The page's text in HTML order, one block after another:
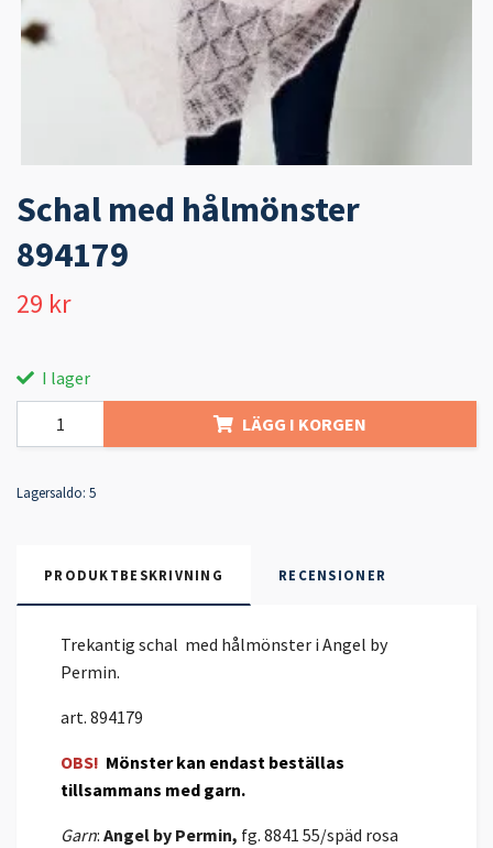
Schal med hålmönster
894179
29 kr
I lager
LÄGG I KORGEN
Lagersaldo: 5
PRODUKTBESKRIVNING RECENSIONER
Trekantig schal med hålmönster i Angel by
Permin.
art. 894179
OBS! Mönster kan endast beställas
tillsammans med garn.
Garn: Angel by Permin, fg. 8841 55/späd rosa